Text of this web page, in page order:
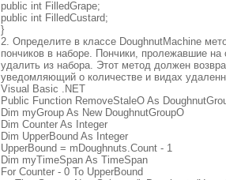
public int FilledGrape;
public int FilledCustard;
}
2. Определите в классе DoughnutMachine
пончиков в наборе. Пончики, пролежавшие
удалить из набора. Этот метод должен
уведомляющий о количестве и видах
Visual Basic .NET
Public Function RemoveStaleO As
Dim myGroup As New DoughnutGroupO
Dim Counter As Integer
Dim UpperBound As Integer
UpperBound = mDoughnuts.Count - 1
Dim myTimeSpan As TimeSpan
For Counter - 0 To UpperBound